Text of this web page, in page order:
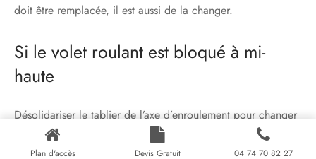
doit être remplacée, il est aussi de la changer.
Si le volet roulant est bloqué à mi-
haute
Désolidariser le tablier de l’axe d’enroulement pour changer
les lames abîmées, ou vérifier les attaches de l’axe
d’enroulement ainsi qu’un éventuel blocage des coulisses. La
Plan d'accès Devis Gratuit 04 74 70 82 27